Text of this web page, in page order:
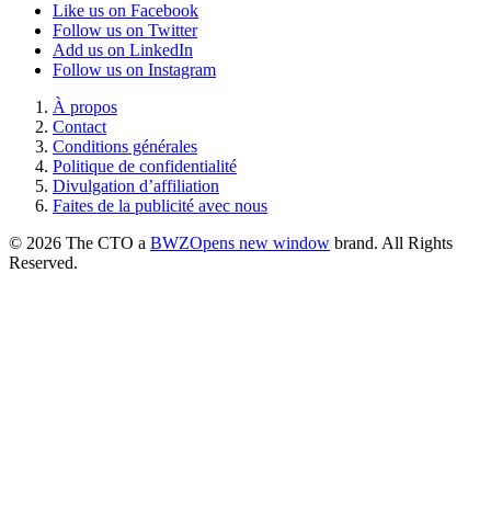
Like us on Facebook
Follow us on Twitter
Add us on LinkedIn
Follow us on Instagram
À propos
Contact
Conditions générales
Politique de confidentialité
Divulgation d’affiliation
Faites de la publicité avec nous
© 2026 The CTO a BWZOpens new window brand. All Rights
Reserved.